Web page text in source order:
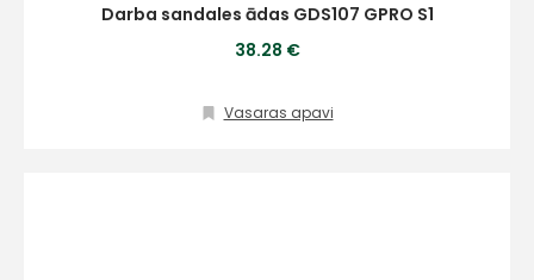
Darba sandales ādas GDS107 GPRO S1
38.28 €
Vasaras apavi
Ziņojums